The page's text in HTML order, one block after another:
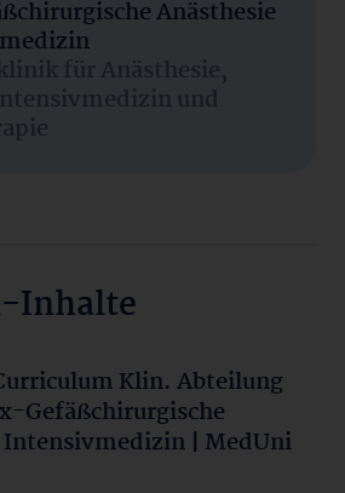
Anästhesie
für Anästhesie,
und
Inhalte
Klin. Abteilung
Gefäßchirurgische
Intensivmedizin | MedUni